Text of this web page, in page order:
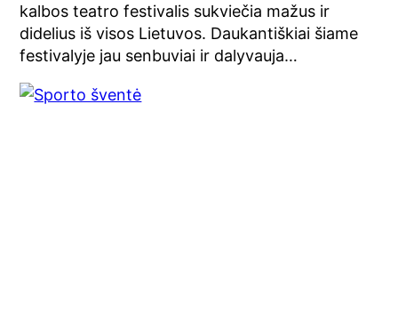
kalbos teatro festivalis sukviečia mažus ir
didelius iš visos Lietuvos. Daukantiškiai šiame
festivalyje jau senbuviai ir dalyvauja…